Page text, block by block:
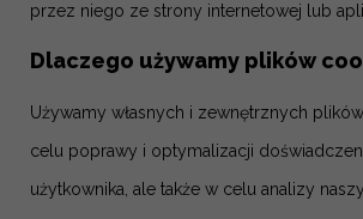
przez niego ze strony internetowej lub
Dlaczego używamy plików
Używamy własnych i zewnętrznych
celu poprawy i optymalizacji
użytkownika, ale także w celu analizy